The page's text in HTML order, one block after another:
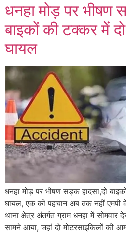
धनहा मोड़ पर भीषण
बाइकों की टक्कर में
घायल
धनहा मोड़ पर भीषण सड़क हादसा,दो
घायल, एक की पहचान अब तक नहीं एमपी
थाना क्षेत्र अंतर्गत ग्राम धनहा में सोमवार
सामने आया, जहां दो मोटरसाइकिलों की